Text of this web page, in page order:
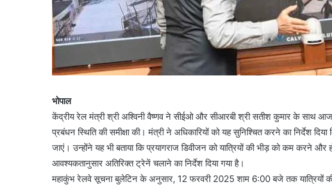
भोपाल
केंद्रीय रेल मंत्री श्री अश्विनी वैष्णव ने सीईओ और सीआरबी श्री सतीश कुमार के साथ
प्रबंधन स्थिति की समीक्षा की। मंत्री ने अधिकारियों को यह सुनिश्चित करने का निर्देश
जाएं। उन्होंने यह भी बताया कि प्रयागराज डिवीजन को यात्रियों की भीड़ को कम करने और
आवश्यकतानुसार अतिरिक्त ट्रेनें चलाने का निर्देश दिया गया है।
महाकुंभ रेलवे सूचना बुलेटिन के अनुसार, 12 फरवरी 2025 शाम 6:00 बजे तक यात्रियों